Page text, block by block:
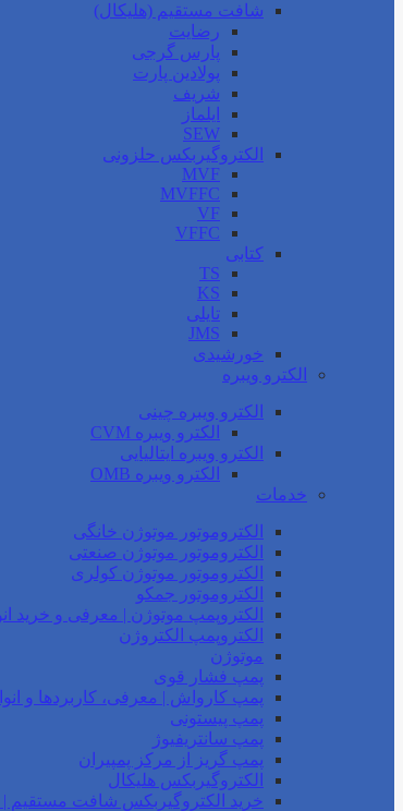
شافت مستقیم (هلیکال)
رضایت
پارس گرجی
پولادین پارت
شریف
ایلماز
SEW
الکتروگیربکس حلزونی
MVF
MVFFC
VF
VFFC
کتابی
TS
KS
تایلی
JMS
خورشیدی
الکترو ویبره
الکترو ویبره چینی
الکترو ویبره CVM
الکترو ویبره ایتالیایی
الکترو ویبره OMB
خدمات
الکتروموتور موتوژن خانگی
الکتروموتور موتوژن صنعتی
الکتروموتور موتوژن کولری
الکتروموتور جمکو
الکتروپمپ موتوژن | معرفی و خرید
الکتروپمپ الکتروژن
موتوژن
پمپ فشار قوی
پمپ کارواش | معرفی، کاربردها و
پمپ پیستونی
پمپ سانتریفیوژ
پمپ گریز از مرکز پمپیران
الکتروگیربکس هلیکال
خرید الکتروگیربکس شافت مستقیم |